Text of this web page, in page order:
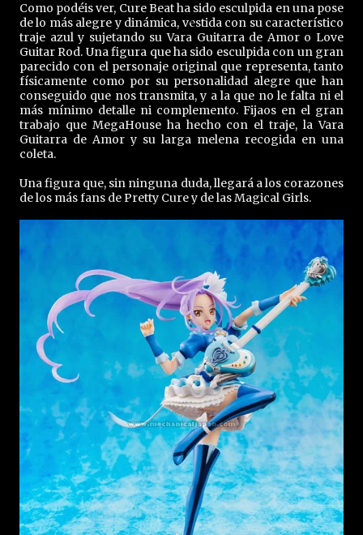
Como podéis ver, Cure Beat ha sido esculpida en una pose
de lo más alegre y dinámica, vestida con su característico
traje azul y sujetando su Vara Guitarra de Amor o Love
Guitar Rod. Una figura que ha sido esculpida con un gran
parecido con el personaje original que representa, tanto
físicamente como por su personalidad alegre que han
conseguido que nos transmita, y a la que no le falta ni el
más mínimo detalle ni complemento. Fijaos en el gran
trabajo que MegaHouse ha hecho con el traje, la Vara
Guitarra de Amor y su larga melena recogida en una
coleta.
Una figura que, sin ninguna duda, llegará a los corazones
de los más fans de Pretty Cure y de las Magical Girls.